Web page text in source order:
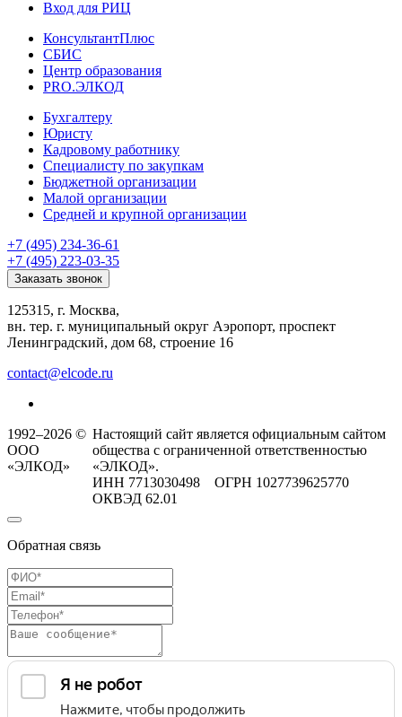
Вход для РИЦ
КонсультантПлюс
СБИС
Центр образования
PRO.ЭЛКОД
Бухгалтеру
Юристу
Кадровому работнику
Специалисту по закупкам
Бюджетной организации
Малой организации
Средней и крупной организации
+7 (495) 234-36-61
+7 (495) 223-03-35
Заказать звонок
125315, г. Москва,
вн. тер. г. муниципальный округ Аэропорт, проспект
Ленинградский, дом 68, строение 16
contact@elcode.ru
1992–2026 ©
ООО
«ЭЛКОД»
Настоящий сайт является официальным сайтом
общества с ограниченной ответственностью
«ЭЛКОД».
ИНН 7713030498 ОГРН 1027739625770
ОКВЭД 62.01
Обратная связь